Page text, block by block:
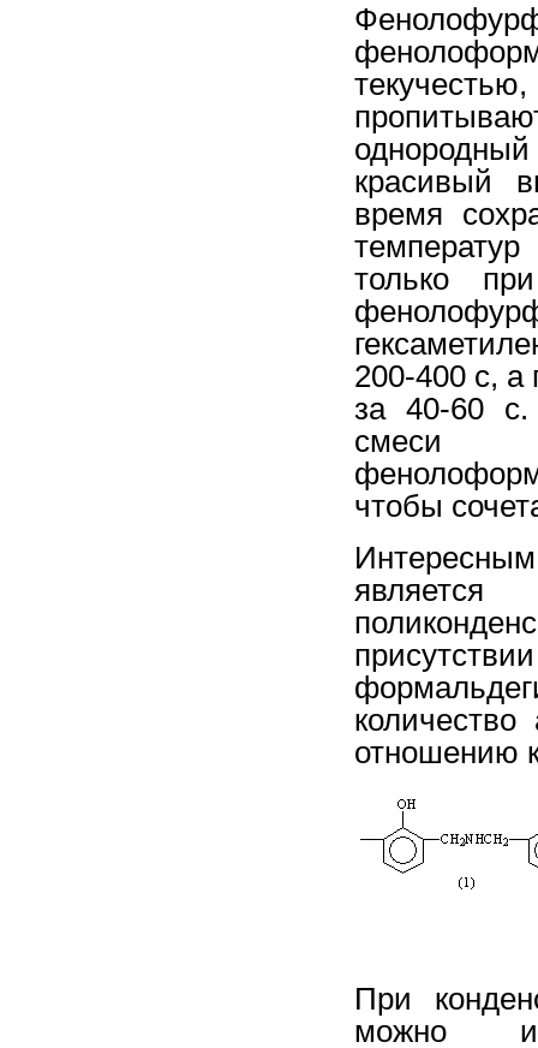
красивый
время
только
200-400 с, а
за 40-60
смеси
чтобы
отношению
При
можно